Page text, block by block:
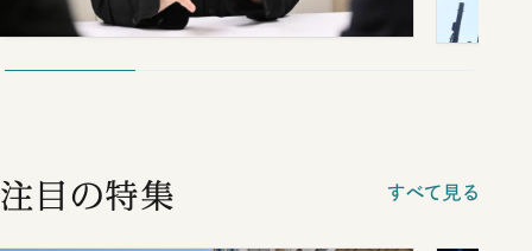
注目の特集 すべて見る